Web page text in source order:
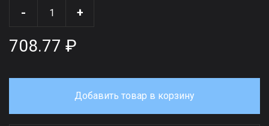
- +
708.77 ₽
Добавить товар в корзину